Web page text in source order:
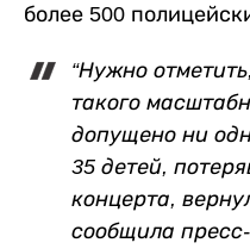
более 500
“Нужно
такого
допущено ни
35 детей,
концерта,
сообщила